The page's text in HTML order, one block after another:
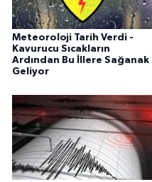
Meteoroloji Tarih Verdi -
Kavurucu Sıcakların
Ardından Bu İllere Sağanak
Geliyor